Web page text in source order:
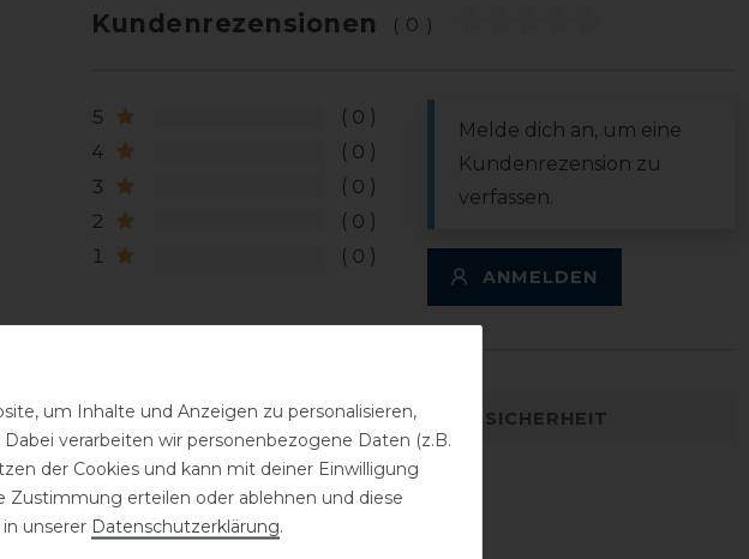
Kundenrezensionen (0)
5
0
4
0
3
0
2
0
1
0
Melde dich an, um eine
Kundenrezension zu
verfassen.
ANMELDEN
DETAILS ZUR PRODUKTSICHERHEIT
um Inhalte und Anzeigen zu personalisieren,
verarbeiten wir personenbezogene Daten (z.B.
der Cookies und kann mit deiner Einwilligung
erteilen oder ablehnen und diese
unserer Daten­schutz­erklärung.